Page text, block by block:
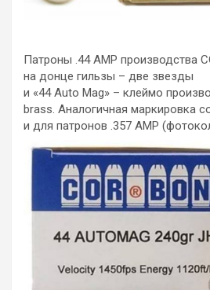
Патроны .44 AMP производства
на донце гильзы – две звезды
и «44 Auto Mag» – клеймо
brass. Аналогичная маркировка
и для патронов .357 АМР